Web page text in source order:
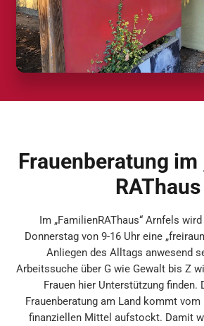
Frauenberatung im
RAThaus
Im „FamilienRAThaus“ Arnfels
Donnerstag von 9-16 Uhr eine
Anliegen des Alltags anwesend
Arbeitssuche über G wie Gewalt bis Z
Frauen hier Unterstützung finden.
Frauenberatung am Land kommt vom
finanziellen Mittel aufstockt. Damit